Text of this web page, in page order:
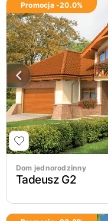
Promocja -20.0%
Dom jednorodzinny
Tadeusz G2